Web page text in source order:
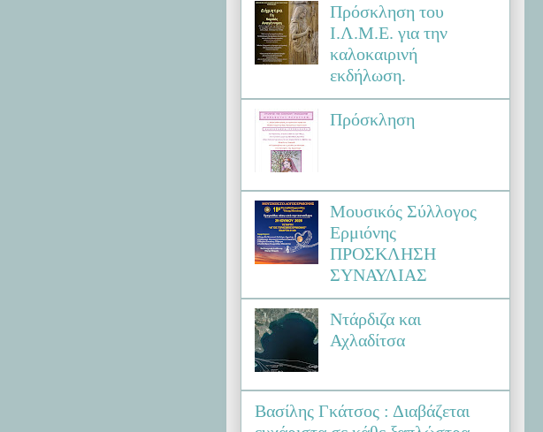
Πρόσκληση του
Ι.Λ.Μ.Ε. για την
καλοκαιρινή
εκδήλωση.
Πρόσκληση
Μουσικός Σύλλογος
Ερμιόνης
ΠΡΟΣΚΛΗΣΗ
ΣΥΝΑΥΛΙΑΣ
Ντάρδιζα και
Αχλαδίτσα
Βασίλης Γκάτσος : Διαβάζεται